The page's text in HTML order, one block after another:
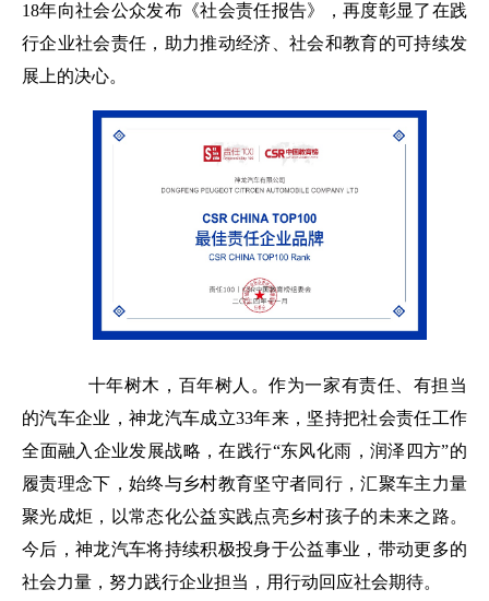
18年向社会公众发布《社会责任报告》，再度彰显了在践
行企业社会责任，助力推动经济、社会和教育的可持续发
展上的决心。
十年树木，百年树人。作为一家有责任、有担当
的汽车企业，神龙汽车成立33年来，坚持把社会责任工作
全面融入企业发展战略，在践行“东风化雨，润泽四方”的
履责理念下，始终与乡村教育坚守者同行，汇聚车主力量
聚光成炬，以常态化公益实践点亮乡村孩子的未来之路。
今后，神龙汽车将持续积极投身于公益事业，带动更多的
社会力量，努力践行企业担当，用行动回应社会期待。